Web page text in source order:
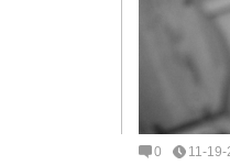
0 11-19-